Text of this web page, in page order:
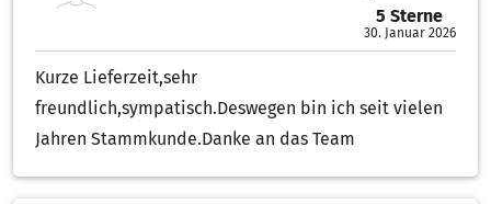
5 Sterne
30. Januar 2026
Kurze Lieferzeit,sehr
freundlich,sympatisch.Deswegen bin ich seit vielen
Jahren Stammkunde.Danke an das Team